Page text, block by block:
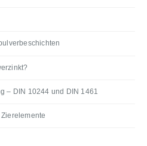
– DIN 10244 und DIN 1461